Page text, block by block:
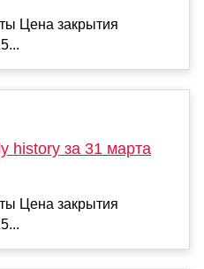
Цена закрытия
history за 31 марта
Цена закрытия